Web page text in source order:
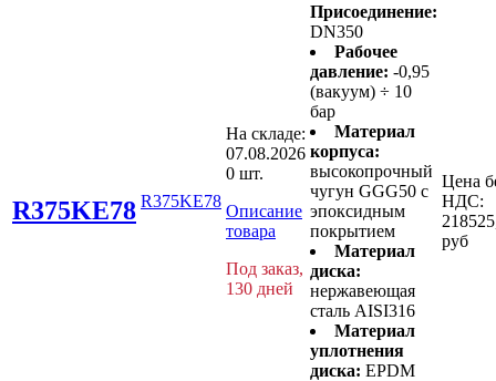
R375KE78 R375KE78
На складе:
07.08.2026
0 шт.
Описание
товара
Под заказ,
130 дней
Присоединение:
DN350
Рабочее
давление: -0,95
(вакуум) ÷ 10
бар
Материал
корпуса:
высокопрочный
чугун GGG50 с
эпоксидным
покрытием
Материал
диска:
нержавеющая
сталь AISI316
Материал
уплотнения
диска: EPDM
Цена
НДС:
руб